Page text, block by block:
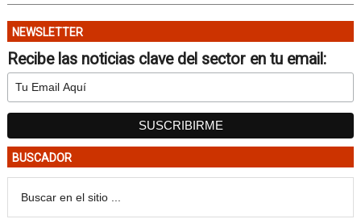
NEWSLETTER
Recibe las noticias clave del sector en tu email:
BUSCADOR